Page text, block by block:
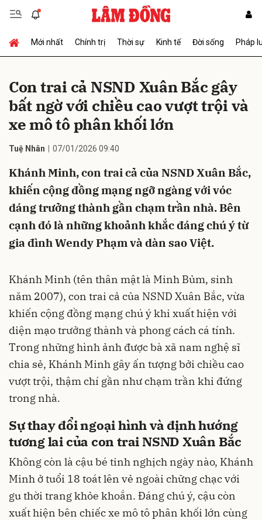
Mới nhất Chính trị Thời sự Kinh tế Đời sống Pháp
Con trai cả NSND Xuân Bắc gây
bất ngờ với chiều cao vượt trội và
xe mô tô phân khối lớn
Tuệ Nhân 07/01/2026 09:40
Khánh Minh, con trai cả của NSND Xuân Bắc,
khiến cộng đồng mạng ngỡ ngàng với vóc
dáng trưởng thành gần chạm trần nhà. Bên
cạnh đó là những khoảnh khắc đáng chú ý từ
gia đình Wendy Phạm và dàn sao Việt.
Khánh Minh (tên thân mật là Minh Bủm, sinh
năm 2007), con trai cả của NSND Xuân Bắc, vừa
khiến cộng đồng mạng chú ý khi xuất hiện với
diện mạo trưởng thành và phong cách cá tính.
Trong những hình ảnh được bà xã nam nghệ sĩ
chia sẻ, Khánh Minh gây ấn tượng bởi chiều cao
vượt trội, thậm chí gần như chạm trần khi đứng
trong nhà.
Sự thay đổi ngoại hình và định hướng
tương lai của con trai NSND Xuân Bắc
Không còn là cậu bé tinh nghịch ngày nào, Khánh
Minh ở tuổi 18 toát lên vẻ ngoài chững chạc với
gu thời trang khỏe khoắn. Đáng chú ý, cậu còn
xuất hiện bên chiếc xe mô tô phân khối lớn cùng
Gửi bình luận
Hủy Gửi